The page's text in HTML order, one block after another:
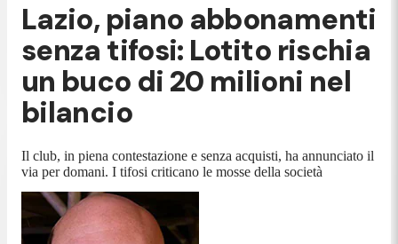
Lazio, piano abbonamenti
senza tifosi: Lotito rischia
un buco di 20 milioni nel
bilancio
Il club, in piena contestazione e senza acquisti, ha annunciato il
via per domani. I tifosi criticano le mosse della società